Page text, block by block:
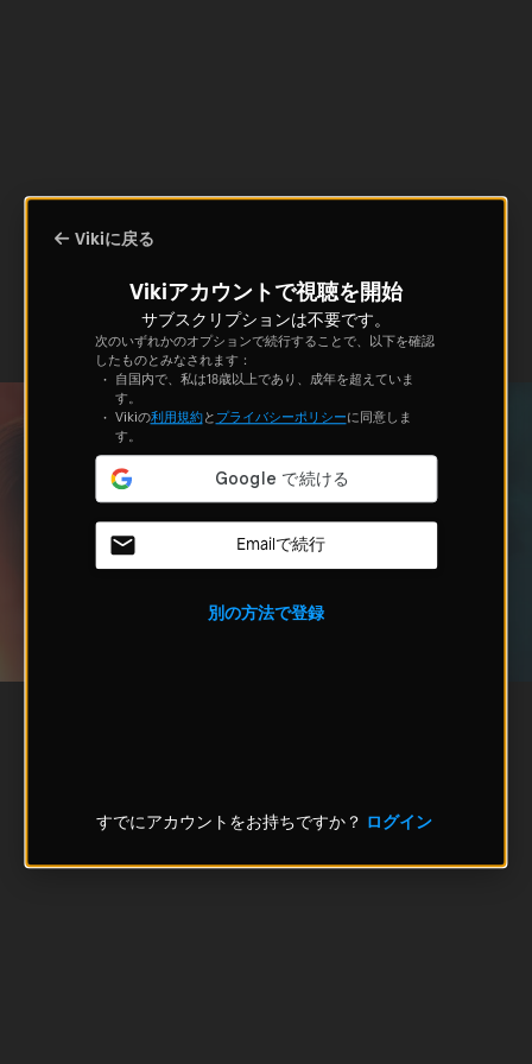
Vikiに戻る
Vikiアカウントで視聴を開始
サブスクリプションは不要です。
次のいずれかのオプションで続行することで、以下を確認
したものとみなされます：
自国内で、私は18歳以上であり、成年を超えていま
す。
Vikiの利用規約と プライバシーポリシーに同意しま
す。
Emailで続行
別の方法で登録
すでにアカウントをお持ちですか？ ログイン